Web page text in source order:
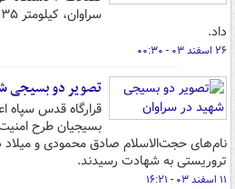
داد.
۲۶ اسفند ۰۳ - ۰۰:۳۰
تصویر دو بسیجی
بسیجیان طرح
نام‌های حجت‌الاسلام صادق محمودی و
تروریستی به شهادت رسیدند.
۱۱ اسفند ۰۳ - ۱۶:۲۱